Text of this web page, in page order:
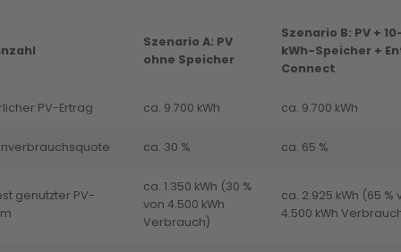
Szenario A: PV
ohne Speicher
Szenario B: PV +
kWh-Speicher +
Connect
PV-Ertrag ca. 9.700 kWh ca. 9.700 kWh
ca. 30 % ca. 65 %
genutzter PV-
ca. 1.350 kWh (30 %
von 4.500 kWh
Verbrauch)
ca. 2.925 kWh (65 %
4.500 kWh